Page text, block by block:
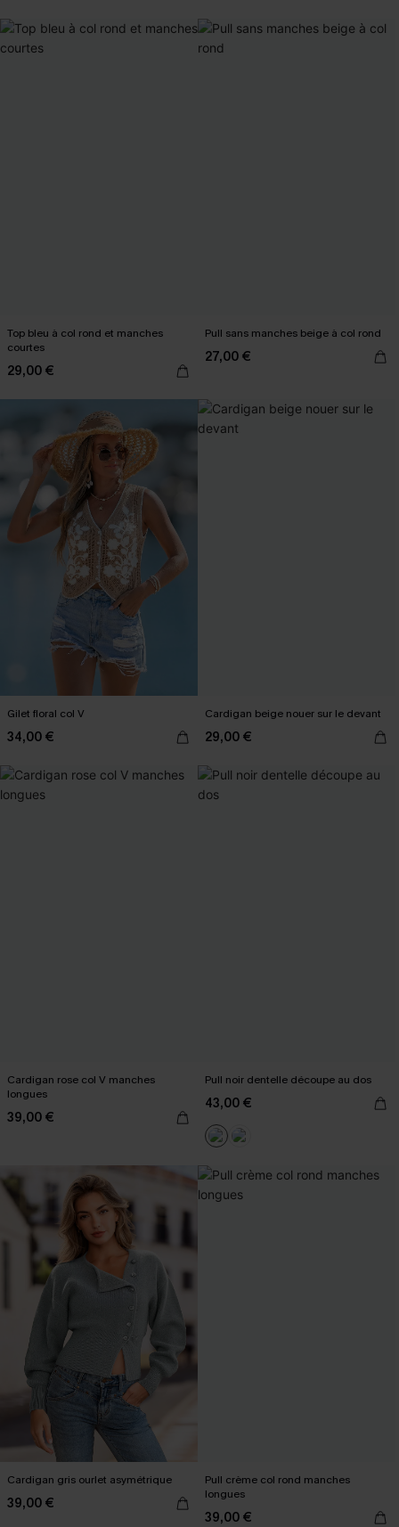
Top bleu à col rond et manches
courtes
29,00 €
Pull sans manches beige à col rond
27,00 €
Gilet floral col V
34,00 €
Cardigan beige nouer sur le devant
29,00 €
Cardigan rose col V manches
longues
39,00 €
Pull noir dentelle découpe au dos
43,00 €
Cardigan gris ourlet asymétrique
39,00 €
Pull crème col rond manches
longues
39,00 €